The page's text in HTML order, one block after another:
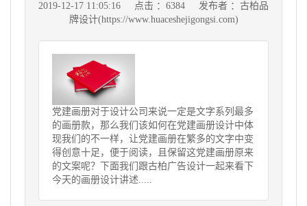
2019-12-17 11:05:16 点击 ：6384
发布者 ：古柏品
牌设计(https://www.huaceshejigongsi.com)
党建画册对于设计公司来说一定是文字系列最多
的画册款，那么我们该如何在党建画册设计中体
现我们的不一样，让党建画册在繁多的文字中变
得创意十足，便于阅读，且保留这党建画册原来
的文案呢？下面我们跟古柏广告设计一起来看下
今天的画册设计讲述.....